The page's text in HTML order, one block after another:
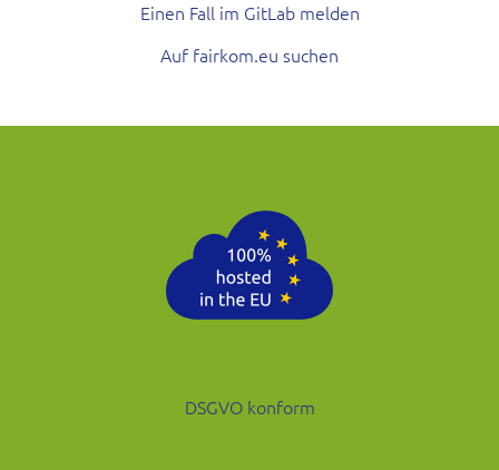
Einen Fall im GitLab melden
Auf fairkom.eu suchen
DSGVO konform